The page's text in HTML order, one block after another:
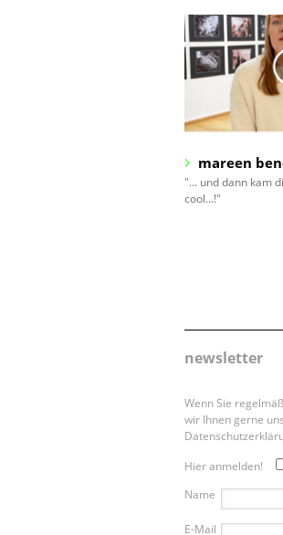
mareen
"... und dann kam
cool...!"
newsletter
Wenn Sie
wir Ihnen gerne
Hier anmelden!
Name
E-Mail